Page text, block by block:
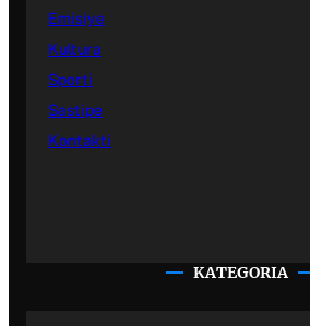
Emisiye
Kultura
Sporti
Sastipe
Kontakti
KATEGORIA